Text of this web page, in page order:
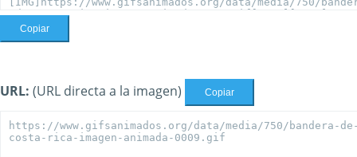
Copiar
URL: (URL directa a la imagen) Copiar